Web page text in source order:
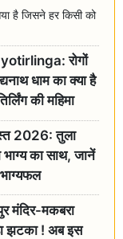
है जिसने हर किसी को
रोगों
धाम का क्या है
की महिमा
2026: तुला
भाग्य का साथ, जानें
मंदिर-मकबरा
झटका ! अब इस